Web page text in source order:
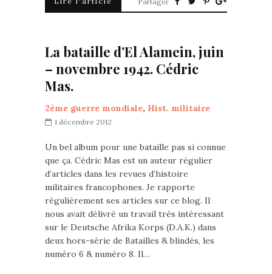
La bataille d’El Alamein, juin
– novembre 1942. Cédric
Mas.
2ème guerre mondiale, Hist. militaire
1 décembre 2012
Un bel album pour une bataille pas si connue
que ça. Cédric Mas est un auteur régulier
d’articles dans les revues d’histoire
militaires francophones. Je rapporte
régulièrement ses articles sur ce blog. Il
nous avait délivré un travail très intéressant
sur le Deutsche Afrika Korps (D.A.K.) dans
deux hors-série de Batailles & blindés, les
numéro 6 & numéro 8. Il…